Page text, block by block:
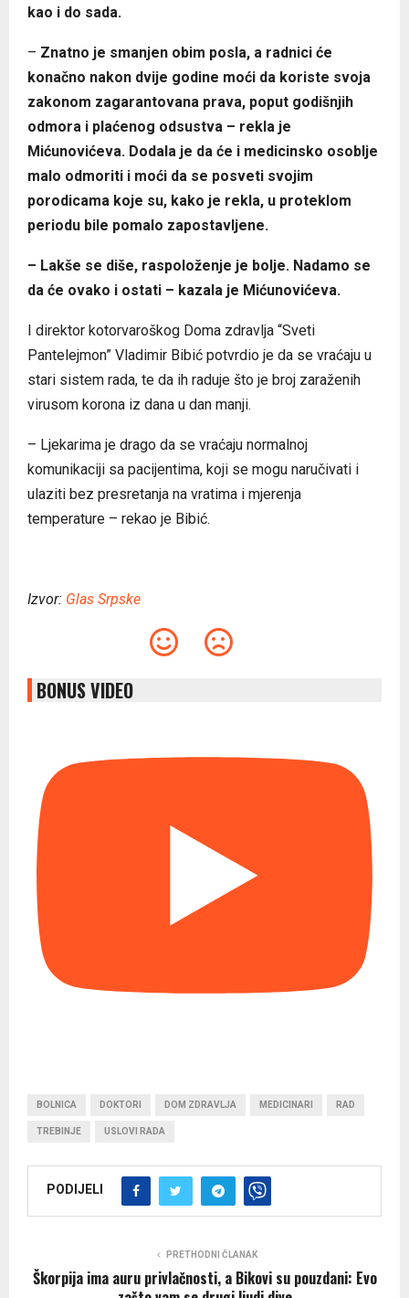
kao i do sada.
– Znatno je smanjen obim posla, a radnici će
konačno nakon dvije godine moći da koriste svoja
zakonom zagarantovana prava, poput godišnjih
odmora i plaćenog odsustva – rekla je
Mićunovićeva. Dodala je da će i medicinsko osoblje
malo odmoriti i moći da se posveti svojim
porodicama koje su, kako je rekla, u proteklom
periodu bile pomalo zapostavljene.
– Lakše se diše, raspoloženje je bolje. Nadamo se
da će ovako i ostati – kazala je Mićunovićeva.
I direktor kotorvaroškog Doma zdravlja “Sveti
Pantelejmon” Vladimir Bibić potvrdio je da se vraćaju u
stari sistem rada, te da ih raduje što je broj zaraženih
virusom korona iz dana u dan manji.
– Ljekarima je drago da se vraćaju normalnoj
komunikaciji sa pacijentima, koji se mogu naručivati i
ulaziti bez presretanja na vratima i mjerenja
temperature – rekao je Bibić.
Izvor: Glas Srpske
BONUS VIDEO
BOLNICA DOKTORI DOM ZDRAVLJA MEDICINARI RAD
TREBINJE USLOVI RADA
PODIJELI
PRETHODNI ČLANAK
Škorpija ima auru privlačnosti, a Bikovi su pouzdani: Evo